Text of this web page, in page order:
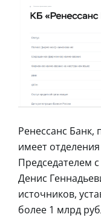
Ренессанс
имеет
Председателем
Денис
источников,
более 1 млрд